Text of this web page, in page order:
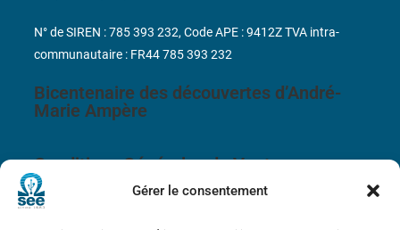
Gérer le consentement
Bicentenaire des découvertes d’André-
Marie Ampère
Conditions Générales de Vente
N° de SIREN : 785 393 232, Code APE : 9412Z TVA intra-
communautaire : FR44 785 393 232